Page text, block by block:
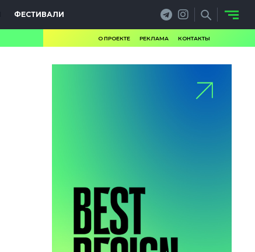
ФЕСТИВАЛИ
О ПРОЕКТЕ РЕКЛАМА КОНТАКТЫ